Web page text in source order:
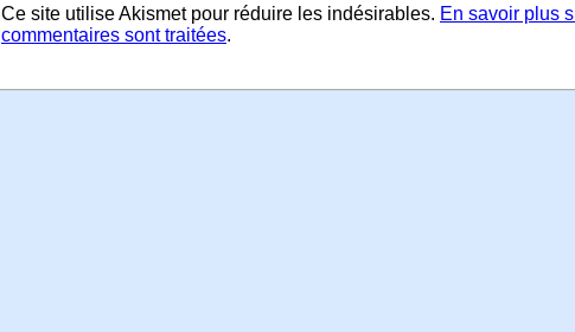
Ce site utilise Akismet pour réduire les indésirables. En savoir plus
commentaires sont traitées.